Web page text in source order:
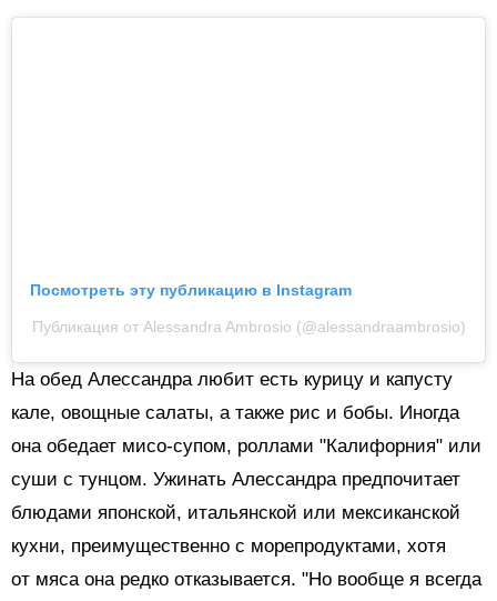
Посмотреть эту публикацию в Instagram
Публикация от Alessandra Ambrosio (@alessandraambrosio)
На обед Алессандра любит есть курицу и капусту
кале, овощные салаты, а также рис и бобы. Иногда
она обедает мисо-супом, роллами "Калифорния" или
суши с тунцом. Ужинать Алессандра предпочитает
блюдами японской, итальянской или мексиканской
кухни, преимущественно с морепродуктами, хотя
от мяса она редко отказывается. "Но вообще я всегда